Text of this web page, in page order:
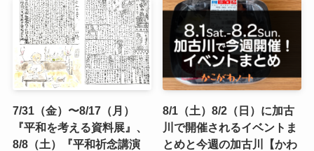
7/31（金）〜8/17（月）
『平和を考える資料展』、
8/8（土）『平和祈念講演
8/1（土）8/2（日）に加古
川で開催されるイベントま
とめと今週の加古川【かわ